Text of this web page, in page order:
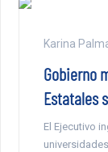
Karina
Gobierno
Estatales
El Ejecutivo